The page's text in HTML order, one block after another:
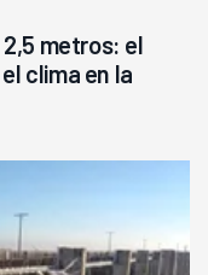
2,5 metros: el
clima en la